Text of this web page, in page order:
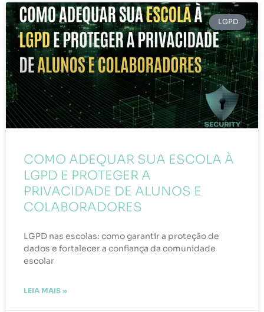
LGPD
COMO ADEQUAR SUA ESCOLA À
LGPD E PROTEGER A
PRIVACIDADE DE ALUNOS E
COLABORADORES
LGPD nas escolas: como garantir a proteção de
dados e fortalecer a confiança da comunidade
escolar
LEIA MAIS »